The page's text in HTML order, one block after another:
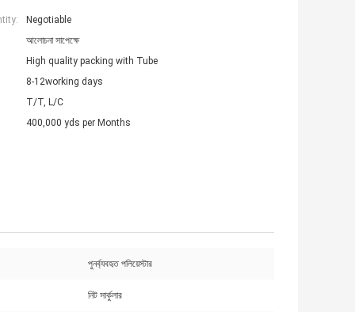
Negotiable
আলোচনা সাপেক্ষে
High quality packing with Tube
8-12working days
T/T, L/C
400,000 yds per Months
পুনর্ব্যবহৃত পলিয়েস্টার
নিট সার্কুলার